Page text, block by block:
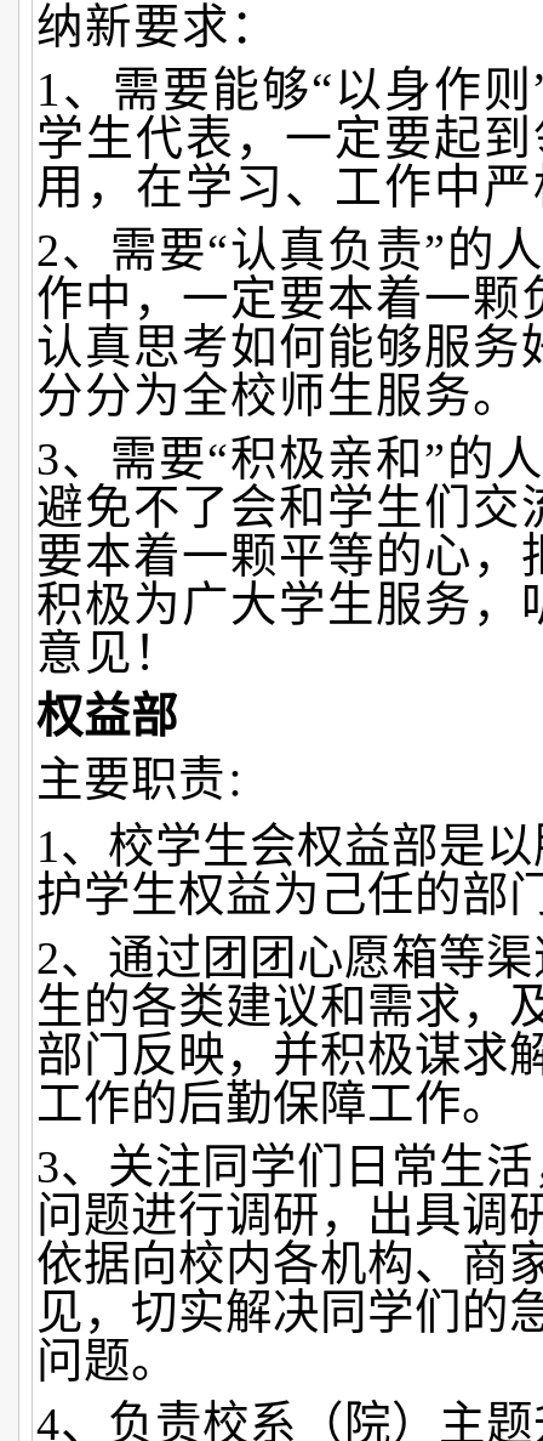
纳新要求：
1、需要能够“以身作
学生代表，一定要起
用，在学习、工作中
2、需要“认真负责”的
作中，一定要本着一颗
认真思考如何能够服务
分分为全校师生服务。
3、需要“积极亲和”的
避免不了会和学生们交
要本着一颗平等的心，
积极为广大学生服务，
意见！
权益部
主要职责 ：
1、校学生会权益部是
护学生权益为己任的部
2、通过团团心愿箱等
生的各类建议和需求，
部门反映，并积极谋求
工作的后勤保障工作。
3、关注同学们日常生
问题进行调研，出具调
依据向校内各机构、商
见，切实解决同学们的
问题。
4、负责校系（院）主